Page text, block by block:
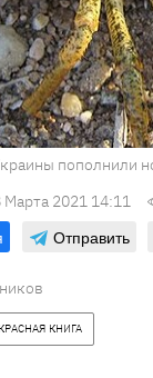
пополнили
Марта 2021 14:11
Отправить
КРАСНАЯ КНИГА